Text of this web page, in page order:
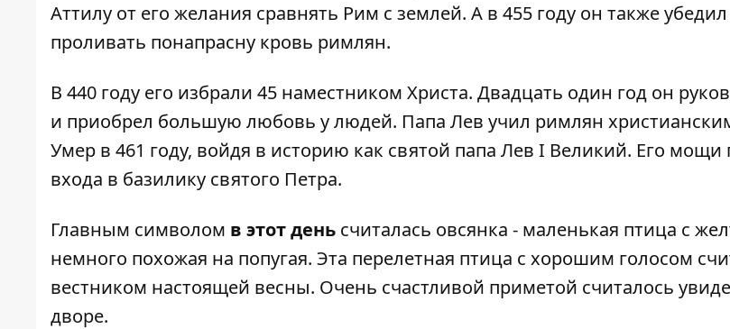
Аттилу от его желания сравнять Рим с землей. А в 455 году он также
проливать понапрасну кровь римлян.
В 440 году его избрали 45 наместником Христа. Двадцать один год он
и приобрел большую любовь у людей. Папа Лев учил римлян
Умер в 461 году, войдя в историю как святой папа Лев I Великий. Его
входа в базилику святого Петра.
Главным символом в этот день считалась овсянка - маленькая птица с
немного похожая на попугая. Эта перелетная птица с хорошим голосом
вестником настоящей весны. Очень счастливой приметой считалось
дворе.